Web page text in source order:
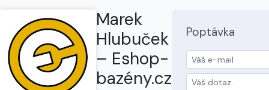
Marek
Hlubuček
– Eshop-
bazény.cz
Poptávka